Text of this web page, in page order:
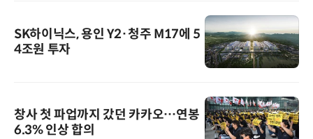
SK하이닉스, 용인 Y2·청주 M17에 5
4조원 투자
창사 첫 파업까지 갔던 카카오…연봉
6.3% 인상 합의